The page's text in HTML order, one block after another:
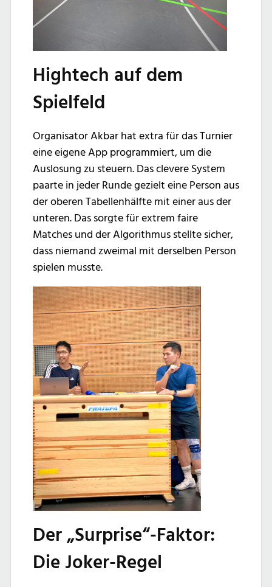
Hightech auf dem
Spielfeld
Organisator Akbar hat extra für das Turnier
eine eigene App programmiert, um die
Auslosung zu steuern. Das clevere System
paarte in jeder Runde gezielt eine Person aus
der oberen Tabellenhälfte mit einer aus der
unteren. Das sorgte für extrem faire
Matches und der Algorithmus stellte sicher,
dass niemand zweimal mit derselben Person
spielen musste.
Der „Surprise“-Faktor:
Die Joker-Regel